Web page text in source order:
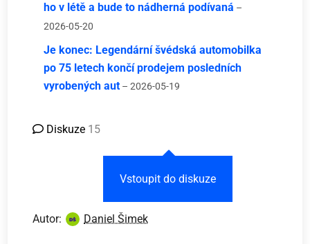
ho v létě a bude to nádherná podívaná –
2026-05-20
Je konec: Legendární švédská automobilka
po 75 letech končí prodejem posledních
vyrobených aut – 2026-05-19
Diskuze 15
Vstoupit do diskuze
Autor: Daniel Šimek